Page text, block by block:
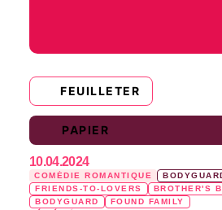
FEUILLETER
PAPIER
10.04.2024
COMÉDIE ROMANTIQUE
FRIENDS-TO-LOVERS
BROTHER'S
BODYGUARD
FOUND FAMILY